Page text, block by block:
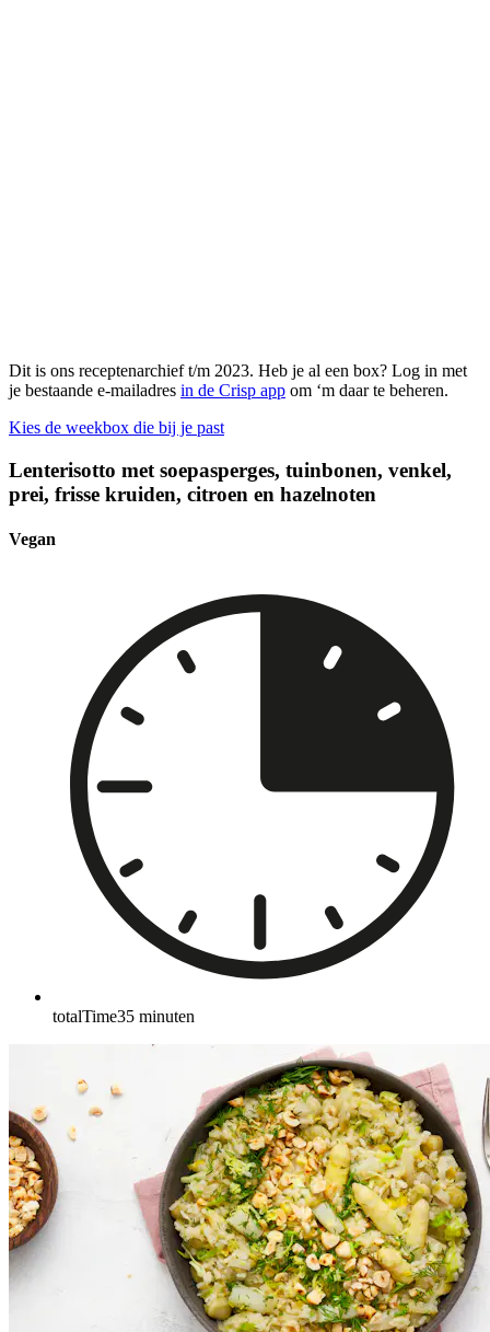
Dit is ons receptenarchief t/m 2023. Heb je al een box? Log in met
je bestaande e-mailadres in de Crisp app om ‘m daar te beheren.
Kies de weekbox die bij je past
Lenterisotto met soepasperges, tuinbonen, venkel,
prei, frisse kruiden, citroen en hazelnoten
Vegan
totalTime35 minuten